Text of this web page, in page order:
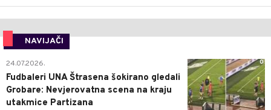
NAVIJAČI
0
24.07.2026.
Fudbaleri UNA Štrasena šokirano gledali
Grobare: Nevjerovatna scena na kraju
utakmice Partizana